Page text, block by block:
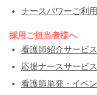
ナースパワーご利
採用ご担当者様へ
看護師紹介サービス
応援ナースサービス
看護師単発・イベ